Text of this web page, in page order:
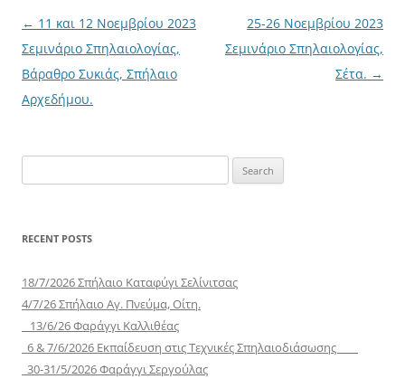
Post
navigation
← 11 και 12 Νοεμβρίου 2023
Σεμινάριο Σπηλαιολογίας,
Βάραθρο Συκιάς, Σπήλαιο
Αρχεδήμου.
25-26 Νοεμβρίου 2023
Σεμινάριο Σπηλαιολογίας,
Σέτα. →
for:
RECENT POSTS
18/7/2026 Σπήλαιο Καταφύγι Σελίνιτσας
4/7/26 Σπήλαιο Αγ. Πνεύμα, Οίτη.
13/6/26 Φαράγγι Καλλιθέας
6 & 7/6/2026 Εκπαίδευση στις Τεχνικές Σπηλαιοδιάσωσης
30-31/5/2026 Φαράγγι Σεργούλας